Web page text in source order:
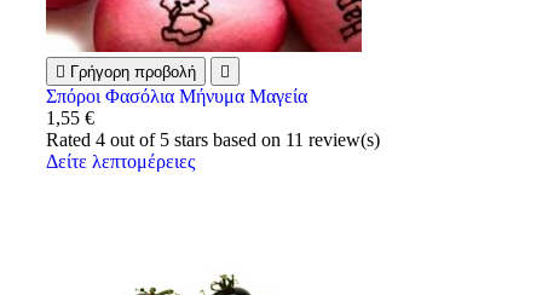
 Γρήγορη προβολή 
Σπόροι Φασόλια Μήνυμα Μαγεία
1,55 €
Rated4 out of 5 stars based on 11 review(s)
Δείτε λεπτομέρειες